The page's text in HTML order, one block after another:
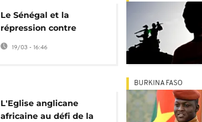
Le Sénégal et la
répression contre
l'homosexualité
19/03 - 16:46
L'Eglise anglicane
africaine au défi de la
BURKINA FASO